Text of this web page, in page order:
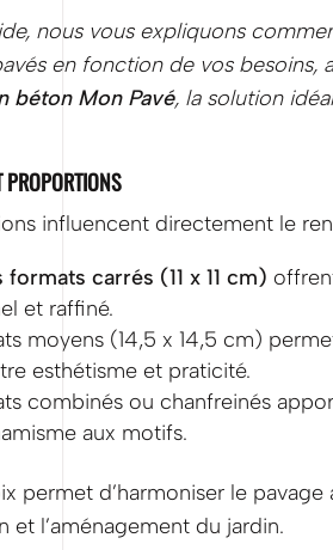
nous vous expliquons
en fonction de vos besoins,
béton Mon Pavé, la solution
PROPORTIONS
influencent directement le
formats carrés (11 x 11 cm)
et raffiné.
moyens (14,5 x 14,5 cm)
esthétisme et praticité.
combinés ou chanfreinés
aux motifs.
permet d’harmoniser le pavage
et l’aménagement du jardin.